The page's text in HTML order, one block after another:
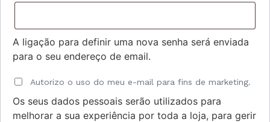
A ligação para definir uma nova senha será enviada
para o seu endereço de email.
Autorizo o uso do meu e-mail para fins de marketing.
Os seus dados pessoais serão utilizados para
melhorar a sua experiência por toda a loja, para gerir